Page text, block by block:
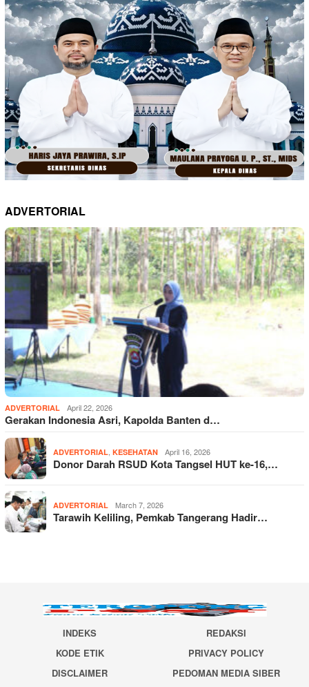
ADVERTORIAL
ADVERTORIAL April 22, 2026
Gerakan Indonesia Asri, Kapolda Banten d…
ADVERTORIAL KESEHATAN April 16, 2026
Donor Darah RSUD Kota Tangsel HUT ke-16,…
ADVERTORIAL March 7, 2026
Tarawih Keliling, Pemkab Tangerang Hadir…
INDEKS
REDAKSI
KODE ETIK
PRIVACY POLICY
DISCLAIMER
PEDOMAN MEDIA SIBER